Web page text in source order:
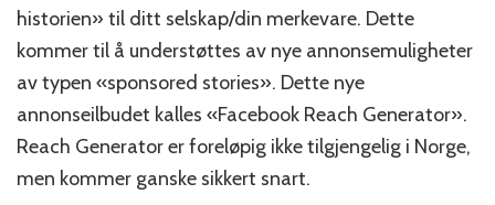
historien» til ditt selskap/din merkevare. Dette
kommer til å understøttes av nye annonsemuligheter
av typen «sponsored stories». Dette nye
annonseilbudet kalles «Facebook Reach Generator».
Reach Generator er foreløpig ikke tilgjengelig i Norge,
men kommer ganske sikkert snart.